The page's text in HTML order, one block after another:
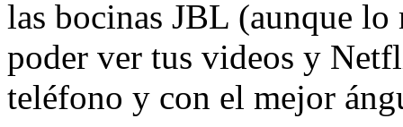
las bocinas JBL (aunque lo
poder ver tus videos y
teléfono y con el mejor